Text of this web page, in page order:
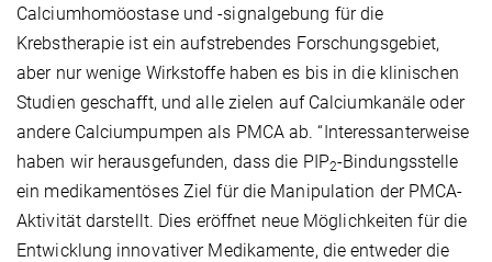
Calciumhomöostase und -signalgebung für die
Krebstherapie ist ein aufstrebendes Forschungsgebiet,
aber nur wenige Wirkstoffe haben es bis in die klinischen
Studien geschafft, und alle zielen auf Calciumkanäle oder
andere Calciumpumpen als PMCA ab. “Interessanterweise
haben wir herausgefunden, dass die PIP2-Bindungsstelle
ein medikamentöses Ziel für die Manipulation der PMCA-
Aktivität darstellt. Dies eröffnet neue Möglichkeiten für die
Entwicklung innovativer Medikamente, die entweder die